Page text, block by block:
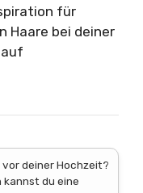
für
Haare bei deiner
deiner Hochzeit?
kannst du eine